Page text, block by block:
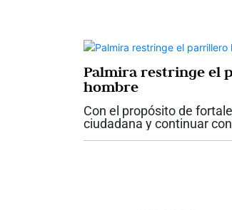
Palmira restringe el
hombre
Con el propósito de
ciudadana y continuar
los índices de